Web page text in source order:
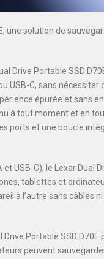
une solution de
Drive Portable SSD
USB-C, sans
épurée et sans
à tout moment et en
ports et une boucle
USB-C), le Lexar Dual
tablettes et
à l’autre sans câbles
Portable SSD
peuvent